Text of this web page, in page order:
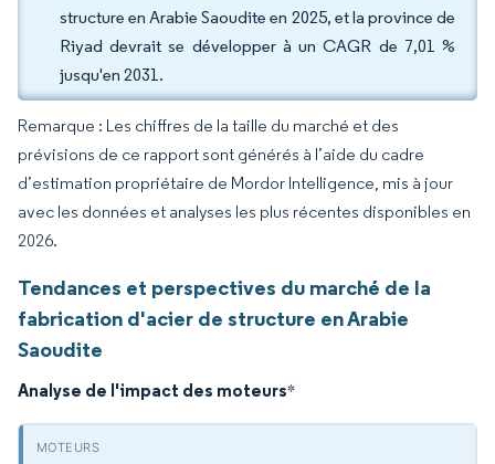
structure en Arabie Saoudite en 2025, et la province de
Riyad devrait se développer à un CAGR de 7,01 %
jusqu'en 2031.
Remarque : Les chiffres de la taille du marché et des
prévisions de ce rapport sont générés à l’aide du cadre
d’estimation propriétaire de Mordor Intelligence, mis à jour
avec les données et analyses les plus récentes disponibles en
2026.
Tendances et perspectives du marché de la
fabrication d'acier de structure en Arabie
Saoudite
Analyse de l'impact des moteurs*